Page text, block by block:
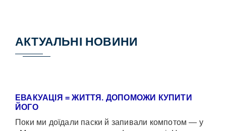
АКТУАЛЬНІ НОВИНИ
ЕВАКУАЦІЯ = ЖИТТЯ. ДОПОМОЖИ КУПИТИ
ЙОГО
Поки ми доїдали паски й запивали компотом — у